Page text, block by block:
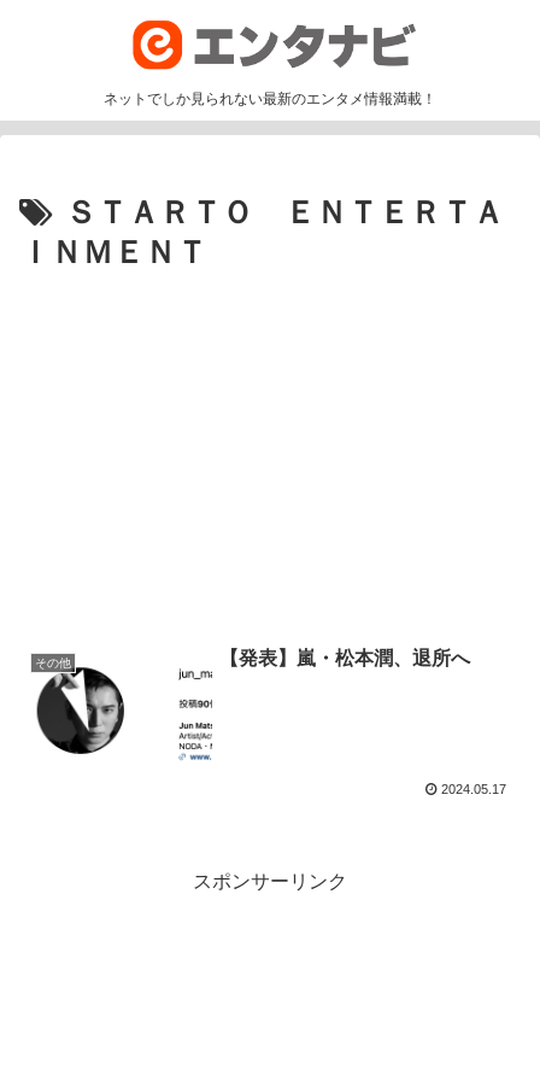
ネットでしか見られない最新のエンタメ情報満載！
ＳＴＡＲＴＯ ＥＮＴＥＲＴＡ
ＩＮＭＥＮＴ
その他 【発表】嵐・松本潤、退所へ
2024.05.17
スポンサーリンク